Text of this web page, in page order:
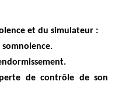
et du simulateur :
de contrôle de son